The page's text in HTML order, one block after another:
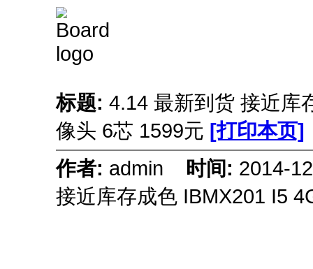
标题: 4.14 最新到货 接近库
像头 6芯 1599元 [打印本页]
作者: admin 时间: 2014-
接近库存成色 IBMX201 I5